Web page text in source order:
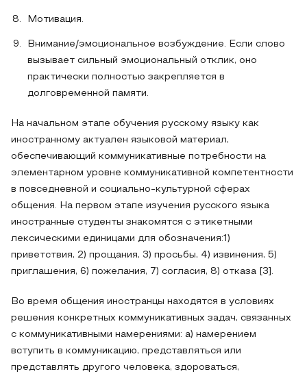
Мотивация.
Внимание/эмоциональное возбуждение. Если слово
вызывает сильный эмоциональный отклик, оно
практически полностью закрепляется в
долговременной памяти.
На начальном этапе обучения русскому языку как
иностранному актуален языковой материал,
обеспечивающий коммуникативные потребности на
элементарном уровне коммуникативной компетентности
в повседневной и социально-культурной сферах
общения. На первом этапе изучения русского языка
иностранные студенты знакомятся с этикетными
лексическими единицами для обозначения:1)
приветствия, 2) прощания, 3) просьбы, 4) извинения, 5)
приглашения, 6) пожелания, 7) согласия, 8) отказа [3].
Во время общения иностранцы находятся в условиях
решения конкретных коммуникативных задач, связанных
с коммуникативными намерениями: а) намерением
вступить в коммуникацию, представляться или
представлять другого человека, здороваться,